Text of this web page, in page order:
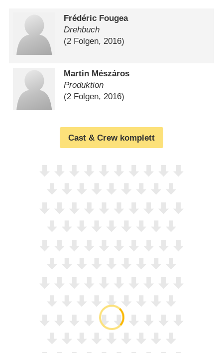
Frédéric Fougea
Drehbuch
(2 Folgen, 2016)
Martin Mészáros
Produktion
(2 Folgen, 2016)
Cast & Crew komplett